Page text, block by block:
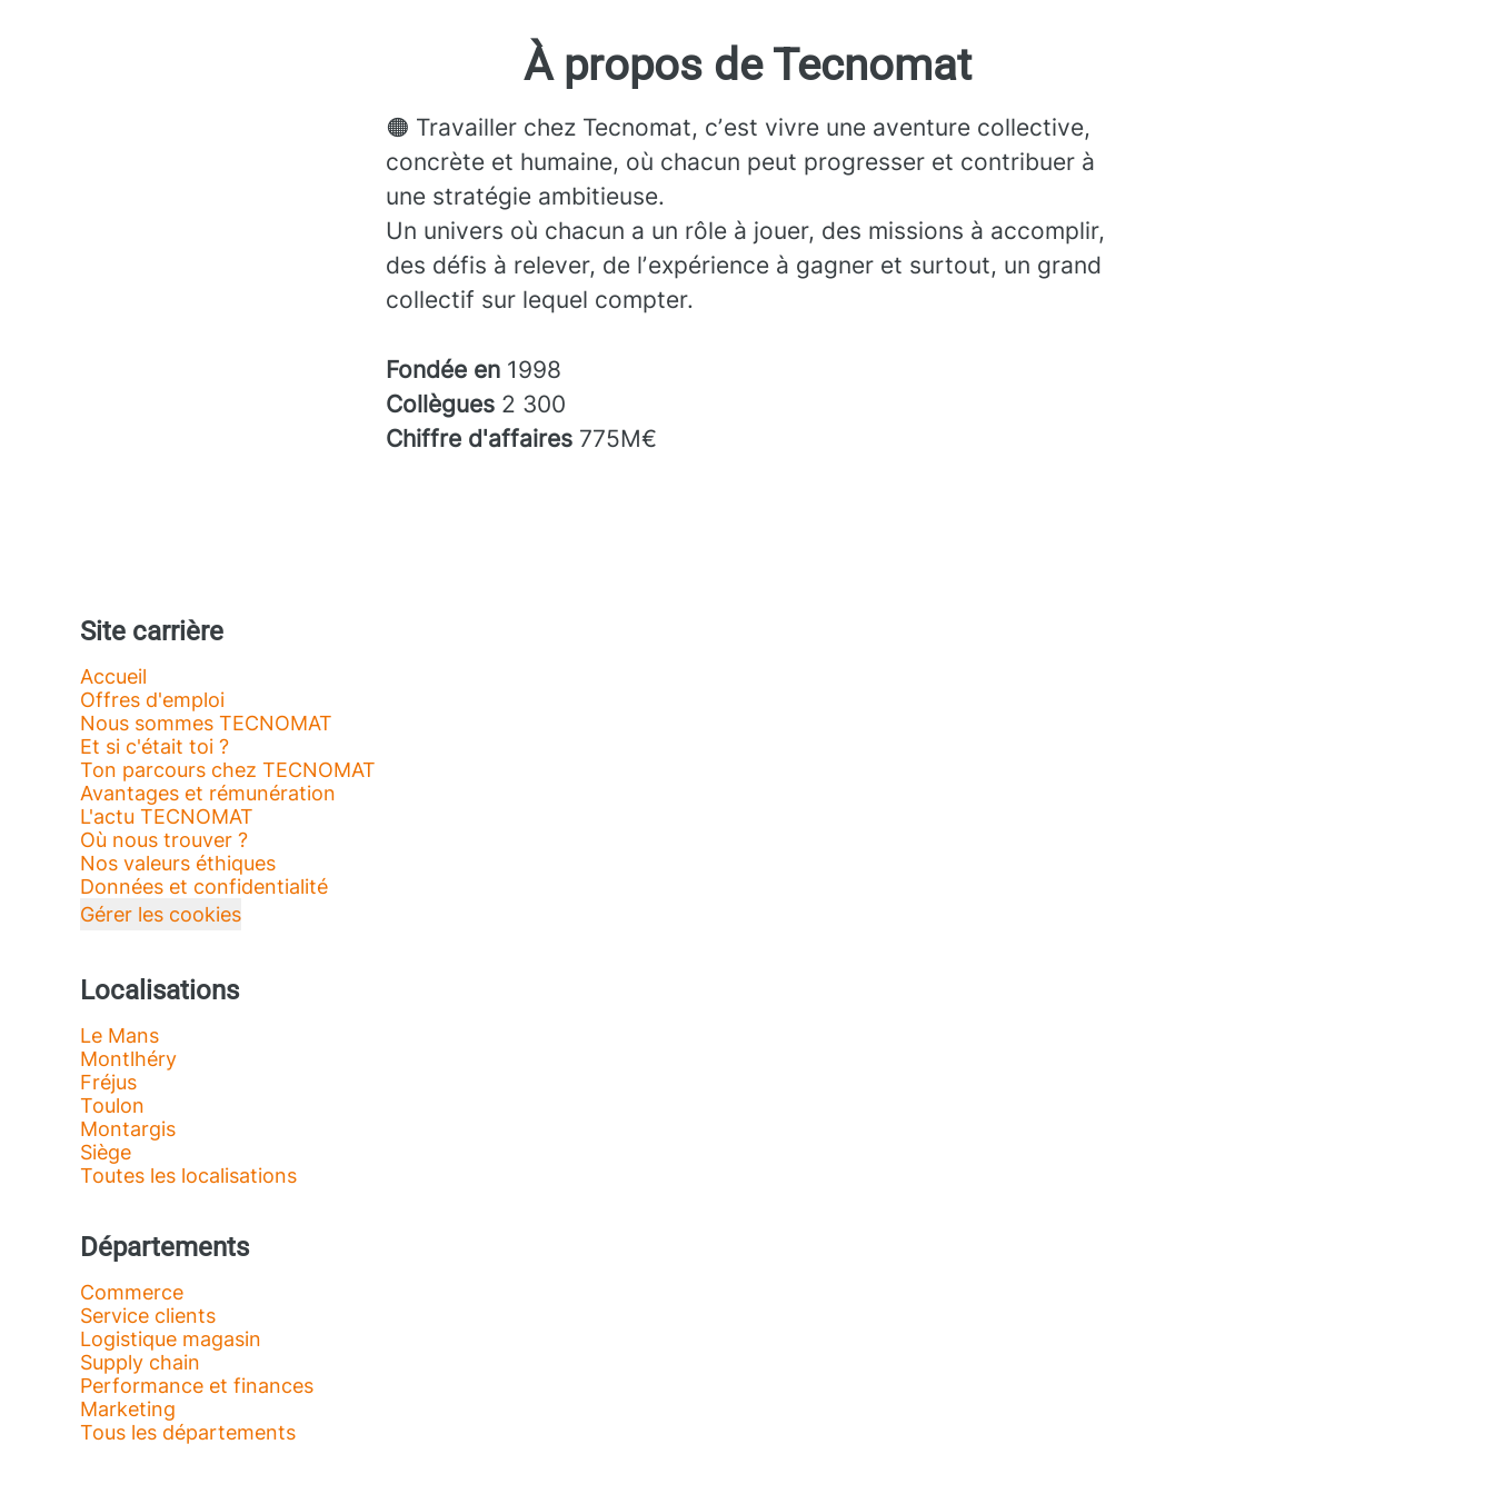
À propos de Tecnomat
🟠 Travailler chez Tecnomat, cʼest vivre une aventure collective,
concrète et humaine, où chacun peut progresser et contribuer à
une stratégie ambitieuse.
Un univers où chacun a un rôle à jouer, des missions à accomplir,
des défis à relever, de lʼexpérience à gagner et surtout, un grand
collectif sur lequel compter.
Fondée en 1998
Collègues 2 300
Chiffre d'affaires 775M€
Site carrière
Accueil
Offres d'emploi
Nous sommes TECNOMAT
Et si c'était toi ?
Ton parcours chez TECNOMAT
Avantages et rémunération
L'actu TECNOMAT
Où nous trouver ?
Nos valeurs éthiques
Données et confidentialité
Gérer les cookies
Localisations
Le Mans
Montlhéry
Fréjus
Toulon
Montargis
Siège
Toutes les localisations
Départements
Commerce
Service clients
Logistique magasin
Supply chain
Performance et finances
Marketing
Tous les départements